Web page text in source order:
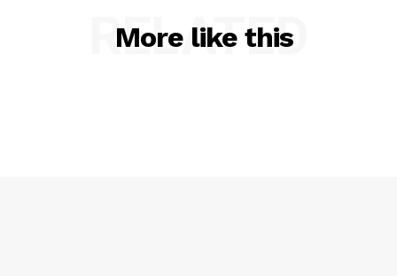
More like this
RELATED